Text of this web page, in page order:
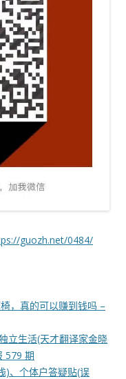
guozh.net/0484/
，真的可以赚到钱吗 –
立生活(天才翻译家金晓
579 期
)、个体户答疑贴(误